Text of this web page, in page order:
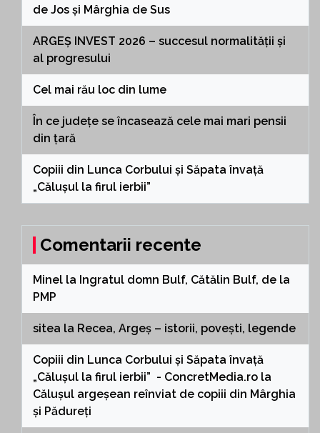
de Jos și Mârghia de Sus
ARGEȘ INVEST 2026 – succesul normalității și
al progresului
Cel mai rău loc din lume
În ce județe se încasează cele mai mari pensii
din țară
Copiii din Lunca Corbului și Săpata învață
„Călușul la firul ierbii”
Comentarii recente
Minel la Ingratul domn Bulf, Cătălin Bulf, de la
PMP
sitea la Recea, Argeș – istorii, povești, legende
Copiii din Lunca Corbului și Săpata învață
„Călușul la firul ierbii” - ConcretMedia.ro la
Călușul argeșean reînviat de copiii din Mârghia
și Pădureți